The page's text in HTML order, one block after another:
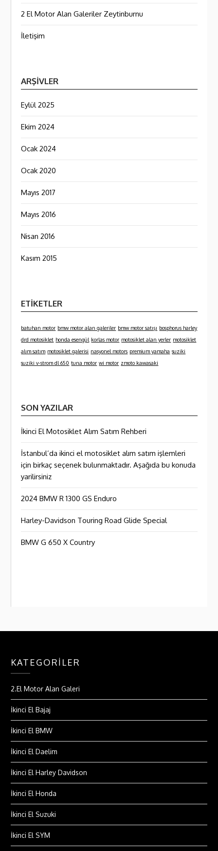
2 El Motor Alan Galeriler Zeytinburnu
İletişim
ARŞIVLER
Eylül 2025
Ekim 2024
Ocak 2024
Ocak 2020
Mayıs 2017
Mayıs 2016
Nisan 2016
Kasım 2015
ETIKETLER
batuhan motor bmw motor alan galeriler bmw motor satışı bosphorus harley
drd motosiklet honda esengül korlas motor motosiklet alan yerler motosiklet
alım satım motosiklet galerisi nasyonel motors premium yamaha suziki
suziki v-strom dl 650 tuna motor wi motor zmoto kawasaki
SON YAZILAR
İkinci El Motosiklet Alım Satım Rehberi
İstanbul’da ikinci el motosiklet alım satım işlemleri
için birkaç seçenek bulunmaktadır. Aşağıda bu konuda
yarilirsiniz
2024 BMW R 1300 GS Enduro
Harley-Davidson Touring Road Glide Special
BMW G 650 X Country
KATEGORILER
2.El Motor Alan Galeri
İkinci El Bajaj
İkinci El BMW
İkinci El Daelim
İkinci El Harley Davidson
İkinci El Honda
İkinci El Suzuki
İkinci El SYM